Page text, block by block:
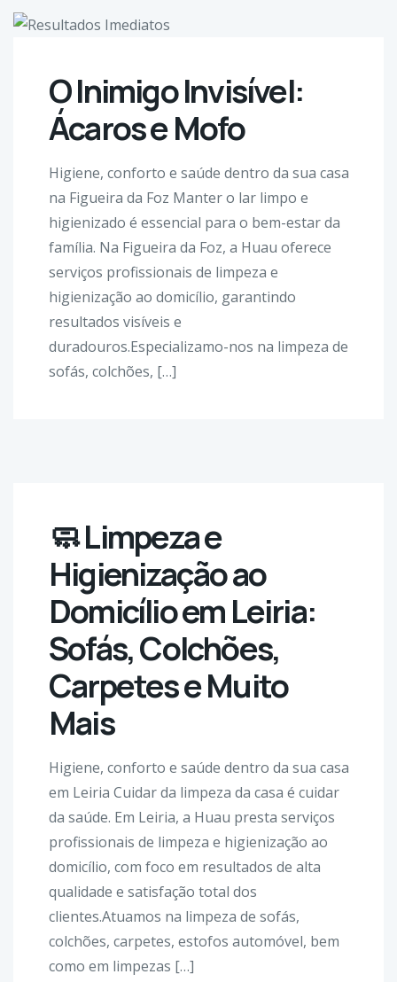
O Inimigo Invisível:
Ácaros e Mofo
Higiene, conforto e saúde dentro da sua casa
na Figueira da Foz Manter o lar limpo e
higienizado é essencial para o bem-estar da
família. Na Figueira da Foz, a Huau oferece
serviços profissionais de limpeza e
higienização ao domicílio, garantindo
resultados visíveis e
duradouros.Especializamo-nos na limpeza de
sofás, colchões, […]
🧼 Limpeza e
Higienização ao
Domicílio em Leiria:
Sofás, Colchões,
Carpetes e Muito
Mais
Higiene, conforto e saúde dentro da sua casa
em Leiria Cuidar da limpeza da casa é cuidar
da saúde. Em Leiria, a Huau presta serviços
profissionais de limpeza e higienização ao
domicílio, com foco em resultados de alta
qualidade e satisfação total dos
clientes.Atuamos na limpeza de sofás,
colchões, carpetes, estofos automóvel, bem
como em limpezas […]